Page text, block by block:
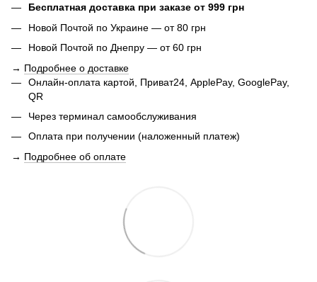
Бесплатная доставка при заказе от 999 грн
Новой Почтой по Украине — от 80 грн
Новой Почтой по Днепру — от 60 грн
→ Подробнее о доставке
Онлайн-оплата картой, Приват24, ApplePay, GooglePay,
QR
Через терминал самообслуживания
Оплата при получении (наложенный платеж)
→ Подробнее об оплате